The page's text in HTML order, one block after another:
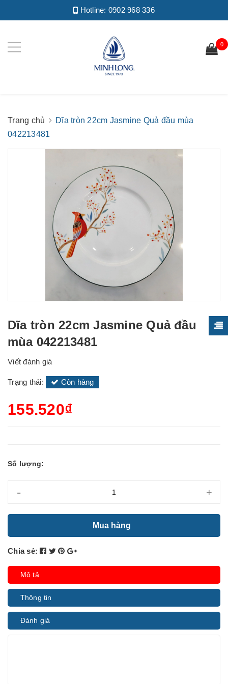
Hotline: 0902 968 336
0
Trang chủ
Dĩa tròn 22cm Jasmine Quả đầu mùa
042213481
Dĩa tròn 22cm Jasmine Quả đầu
mùa 042213481
Viết đánh giá
Trạng thái: Còn hàng
155.520₫
Số lượng:
- +
Mua hàng
Chia sẻ:
Mô tả
Thông tin
Đánh giá